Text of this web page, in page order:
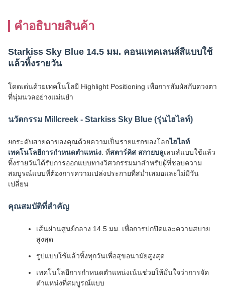
คําอธิบายสินค้า
Starkiss Sky Blue 14.5 มม. คอนแทคเลนส์สีแบบใช้
แล้วทิ้งรายวัน
โดดเด่นด้วยเทคโนโลยี Highlight Positioning เพื่อการสัมผัสกับดวงตา
ที่นุ่มนวลอย่างแม่นยำ
นวัตกรรม Millcreek - Starkiss Sky Blue (รุ่นไฮไลท์)
ยกระดับสายตาของคุณด้วยความเป็นรายแรกของโลกไฮไลท์
เทคโนโลยีการกำหนดตำแหน่ง . ที่สตาร์คิส สกายบลูเลนส์แบบใช้แล้ว
ทิ้งรายวันได้รับการออกแบบทางวิศวกรรมมาสำหรับผู้ที่ชอบความ
สมบูรณ์แบบที่ต้องการความเปล่งประกายที่สม่ำเสมอและไม่มีวัน
เปลี่ยน
คุณสมบัติที่สำคัญ
เส้นผ่านศูนย์กลาง 14.5 มม. เพื่อการปกปิดและความสบาย
สูงสุด
รูปแบบใช้แล้วทิ้งทุกวันเพื่อสุขอนามัยสูงสุด
เทคโนโลยีการกำหนดตำแหน่งเน้นช่วยให้มั่นใจว่าการจัด
ตำแหน่งที่สมบูรณ์แบบ